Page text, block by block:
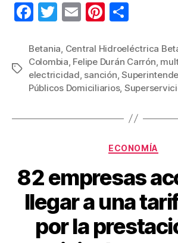
F
c
e
b
o
T
tt
er
E
ail
Pi
er
e
st
m
p
ar
Etiquetas
Betania, Central Hidroeléctrica
Colombia, Felipe Durán Carrón,
electricidad, sanción,
Públicos Domiciliarios,
ECONOMÍA
82 empresas
llegar a una
por la